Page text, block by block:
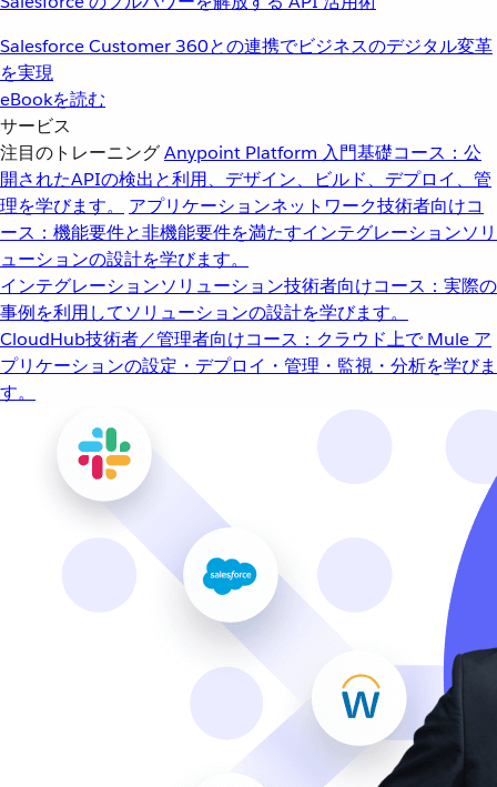
Salesforce Customer 360との連携でビジネスのデジタル変革
を実現
eBookを読む
サービス
注目のトレーニングAnypoint Platform 入門基礎コース：公
開されたAPIの検出と利用、デザイン、ビルド、デプロイ、管
理を学びます。
アプリケーションネットワーク技術者向けコ
ース：機能要件と非機能要件を満たすインテグレーションソリ
ューションの設計を学びます。
インテグレーションソリューション技術者向けコース：実際の
事例を利用してソリューションの設計を学びます。
CloudHub技術者／管理者向けコース：クラウド上で Mule ア
プリケーションの設定・デプロイ・管理・監視・分析を学びま
す。